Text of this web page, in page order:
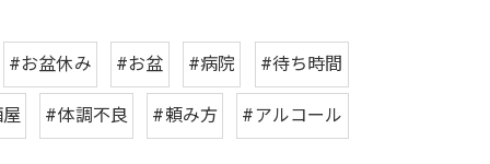
#お盆休み #お盆 #病院 #待ち時間
#体調不良 #頼み方 #アルコール